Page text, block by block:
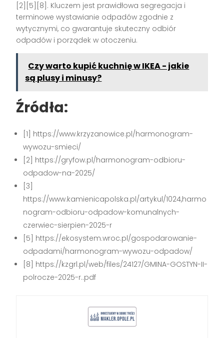
[2][5][8]. Kluczem jest prawidłowa segregacja i
terminowe wystawianie odpadów zgodnie z
wytycznymi, co gwarantuje skuteczny odbiór
odpadów i porządek w otoczeniu.
Czy warto kupić kuchnię w IKEA - jakie
są plusy i minusy?
Źródła:
[1] https://www.krzyzanowice.pl/harmonogram-
wywozu-smieci/
[2] https://gryfow.pl/harmonogram-odbioru-
odpadow-na-2025/
[3]
https://www.kamienicapolska.pl/artykul/1024,harmo
nogram-odbioru-odpadow-komunalnych-
czerwiec-sierpien-2025-r
[5] https://ekosystem.wroc.pl/gospodarowanie-
odpadami/harmonogram-wywozu-odpadow/
[8] https://kzgrl.pl/web/files/24127/GMINA-GOSTYN-II-
polrocze-2025-r..pdf